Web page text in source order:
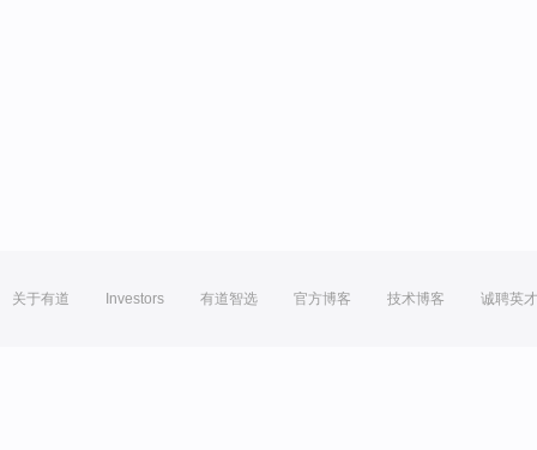
关于有道 Investors 有道智选 官方博客 技术博客 诚聘英才